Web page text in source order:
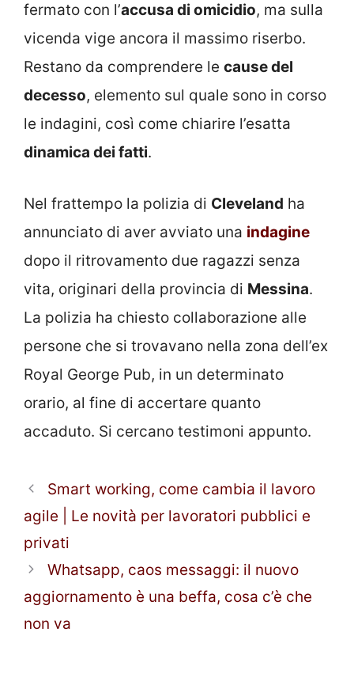
fermato con l’accusa di omicidio, ma sulla
vicenda vige ancora il massimo riserbo.
Restano da comprendere le cause del
decesso, elemento sul quale sono in corso
le indagini, così come chiarire l’esatta
dinamica dei fatti.
Nel frattempo la polizia di Cleveland ha
annunciato di aver avviato una indagine
dopo il ritrovamento due ragazzi senza
vita, originari della provincia di Messina.
La polizia ha chiesto collaborazione alle
persone che si trovavano nella zona dell’ex
Royal George Pub, in un determinato
orario, al fine di accertare quanto
accaduto. Si cercano testimoni appunto.
Smart working, come cambia il lavoro
agile | Le novità per lavoratori pubblici e
privati
Whatsapp, caos messaggi: il nuovo
aggiornamento è una beffa, cosa c’è che
non va